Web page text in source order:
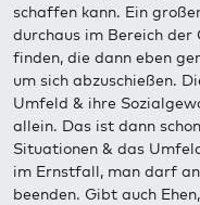
schaffen kann. Ein
durchaus im Bereich der
finden, die dann eben
um sich abzuschießen.
Umfeld & ihre
allein. Das ist dann
Situationen & das
im Ernstfall, man darf
beenden. Gibt auch